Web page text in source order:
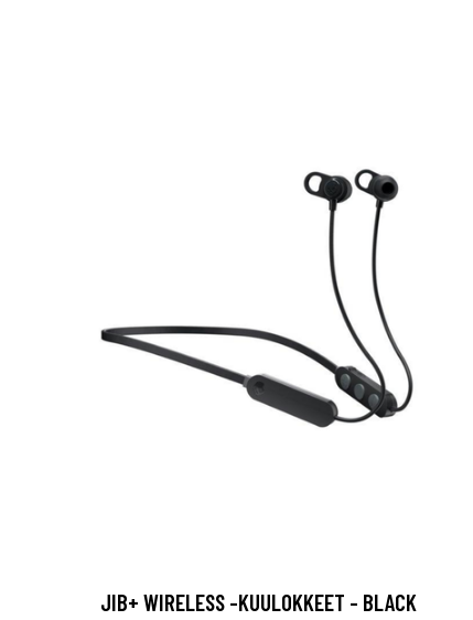
JIB+ WIRELESS -KUULOKKEET - BLACK